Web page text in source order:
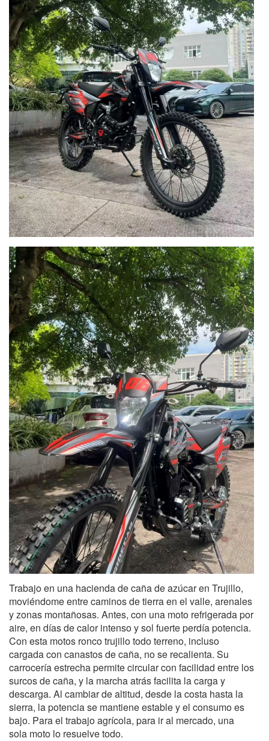
Trabajo en una hacienda de caña de azúcar en Trujillo,
moviéndome entre caminos de tierra en el valle, arenales
y zonas montañosas. Antes, con una moto refrigerada por
aire, en días de calor intenso y sol fuerte perdía potencia.
Con esta motos ronco trujillo todo terreno, incluso
cargada con canastos de caña, no se recalienta. Su
carrocería estrecha permite circular con facilidad entre los
surcos de caña, y la marcha atrás facilita la carga y
descarga. Al cambiar de altitud, desde la costa hasta la
sierra, la potencia se mantiene estable y el consumo es
bajo. Para el trabajo agrícola, para ir al mercado, una
sola moto lo resuelve todo.